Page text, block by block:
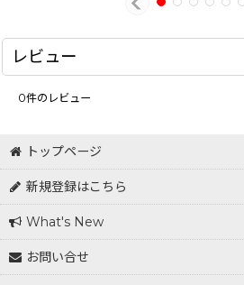
レビュー
0件のレビュー
トップページ
新規登録はこちら
What's New
お問い合せ